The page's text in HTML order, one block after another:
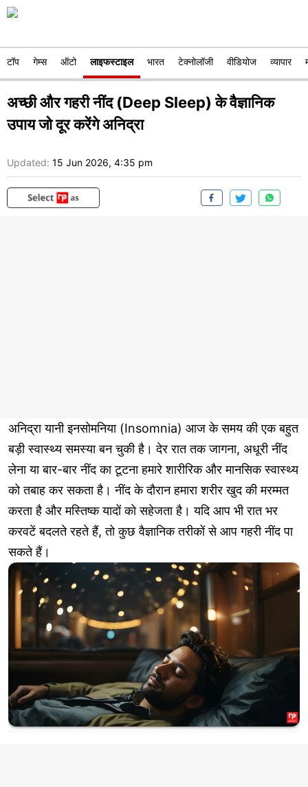
टॉप गेम्स ऑटो लाइफस्टाइल भारत टेक्नोलॉजी वीडियोज व्यापार
अच्छी और गहरी नींद (Deep Sleep) के वैज्ञानिक
उपाय जो दूर करेंगे अनिद्रा
Updated: 15 Jun 2026, 4:35 pm
अनिद्रा यानी इनसोमनिया (Insomnia) आज के समय की एक बहुत
बड़ी स्वास्थ्य समस्या बन चुकी है। देर रात तक जागना, अधूरी नींद
लेना या बार-बार नींद का टूटना हमारे शारीरिक और मानसिक स्वास्थ्य
को तबाह कर सकता है। नींद के दौरान हमारा शरीर खुद की मरम्मत
करता है और मस्तिष्क यादों को सहेजता है। यदि आप भी रात भर
करवटें बदलते रहते हैं, तो कुछ वैज्ञानिक तरीकों से आप गहरी नींद पा
सकते हैं।